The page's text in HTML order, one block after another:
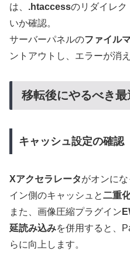
は、 .htaccessのリダイレク
いか確認。
サーバーパネルのファイル
ントアウトし、エラーが消
移転後にやるべき
キャッシュ設定の確認
Xアクセラレータがオンに
イン側のキャッシュと二重
また、画像圧縮プラグイン
延読み込みを併用すると、
らに向上します。